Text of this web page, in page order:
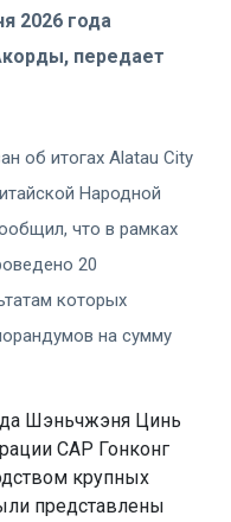
2026 года
передает
об итогах Alatau City
Народной
что в рамках
20
которых
на сумму
Шэньчжэня Цинь
САР Гонконг
крупных
представлены